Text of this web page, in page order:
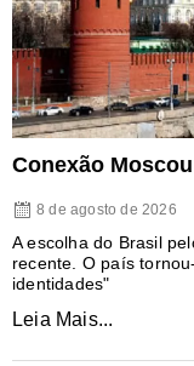
Conexão Moscou
8 de agosto de 2026
A escolha do Brasil
recente. O país
identidades"
Leia Mais...